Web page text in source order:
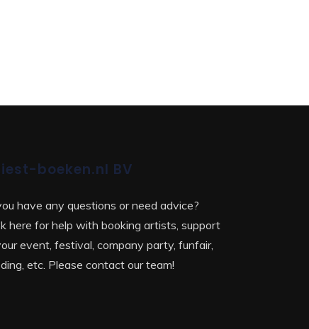
boeken.nl BV
have any questions or need advice?
here for help with booking artists, support
event, festival, company party, funfair,
etc. Please contact our team!